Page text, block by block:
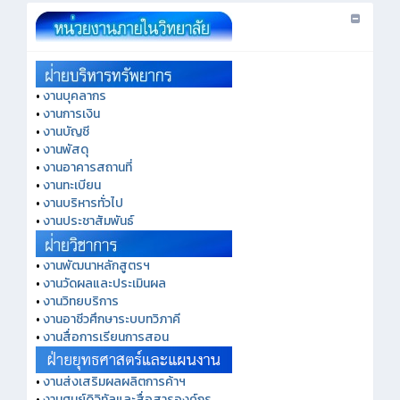
•งานบุคลากร
•งานการเงิน
•งานบัญชี
•งานพัสดุ
•งานอาคารสถานที่
•งานทะเบียน
•งานบริหารทั่วไป
•งานประชาสัมพันธ์
•งานพัฒนาหลักสูตรฯ
•งานวัดผลและประเมินผล
•งานวิทยบริการ
•งานอาชีวศึกษาระบบทวิภาคี
•งานสื่อการเรียนการสอน
•งานส่งเสริมผลผลิตการค้าฯ